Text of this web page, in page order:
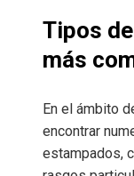
Tipos
más
En el ámbito
encontrar
estampados,